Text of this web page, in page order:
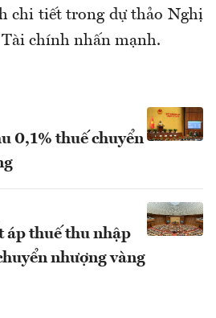
chi tiết trong dự thảo Nghị
Tài chính nhấn mạnh.
0,1% thuế chuyển
áp thuế thu nhập
nhượng vàng